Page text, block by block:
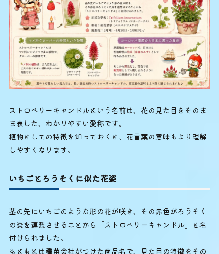
ストロベリーキャンドルという名前は、花の見た目をそのま
ま表した、わかりやすい愛称です。
植物としての特徴を知っておくと、花言葉の意味もより理解
しやすくなります。
いちごとろうそくに似た花姿
茎の先にいちごのような形の花が咲き、その赤色がろうそく
の炎を連想させることから「ストロベリーキャンドル」と名
付けられました。
もともとは種苗会社がつけた商品名で、見た目の特徴をその